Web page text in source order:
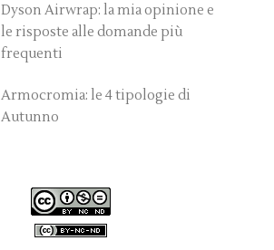
Dyson Airwrap: la mia opinione e
le risposte alle domande più
frequenti
Armocromia: le 4 tipologie di
Autunno